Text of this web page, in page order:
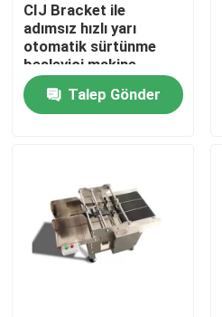
Evde
Videolar
CIJ Bracket ile
adımsız hızlı yarı
otomatik sürtünme
besleyici makine
Talep Gönder